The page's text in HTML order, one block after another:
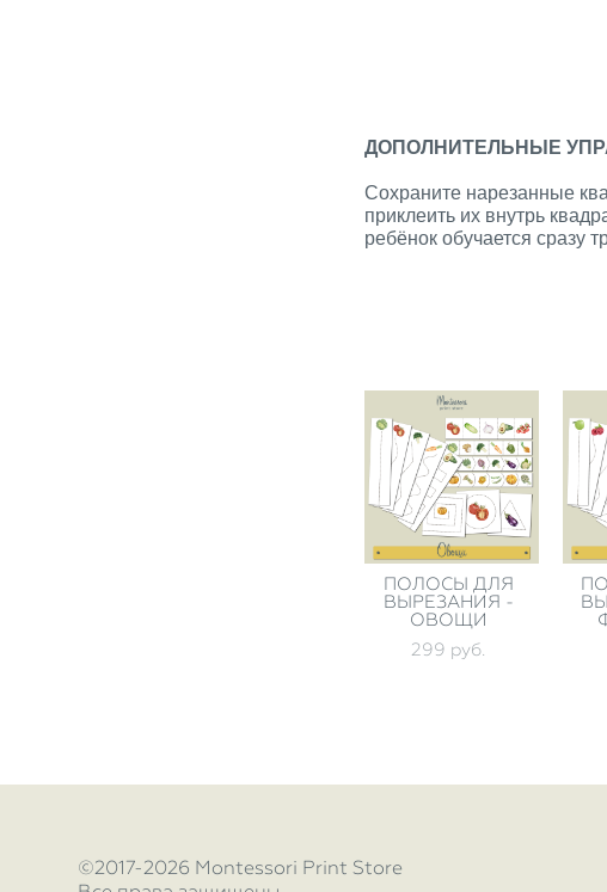
ДОПОЛНИТЕЛЬНЫЕ
Сохраните нарезанные
приклеить их внутрь
ребёнок обучается сразу
ПОЛОСЫ ДЛЯ
ВЫРЕЗАНИЯ -
ОВОЩИ
299 pуб.
©2017-2026 Montessori Print Store